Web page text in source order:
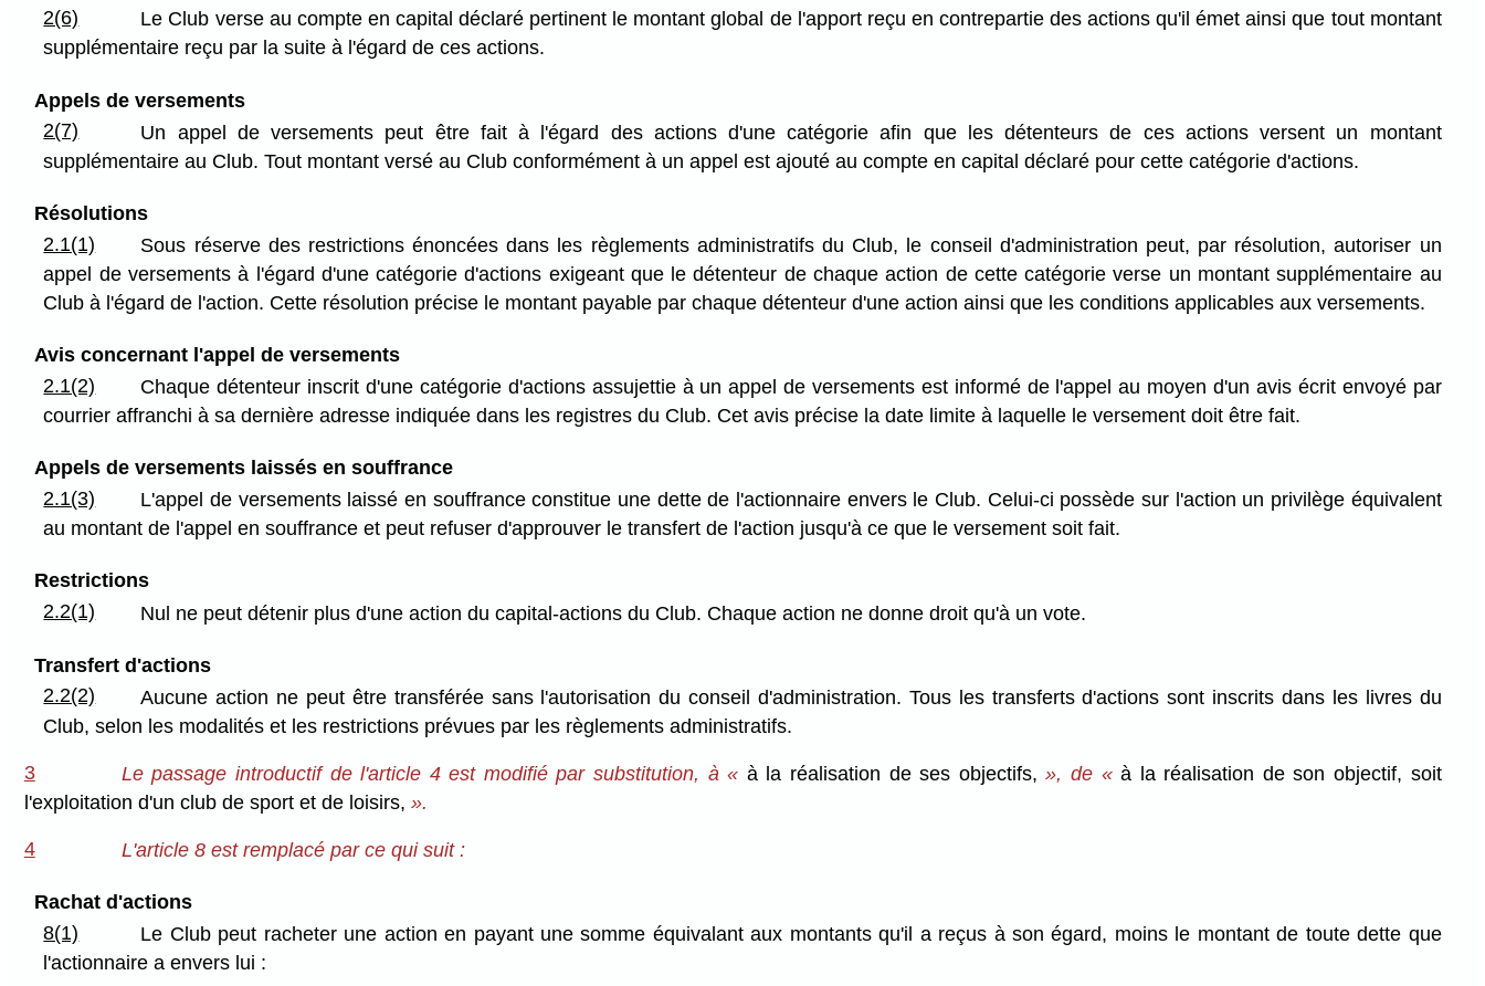
2(6)
Le Club verse au compte en capital déclaré pertinent le montant global de l'apport reçu en contrepartie des actions qu'il émet ainsi que tout montant
supplémentaire reçu par la suite à l'égard de ces actions.
Appels de versements
2(7)
Un appel de versements peut être fait à l'égard des actions d'une catégorie afin que les détenteurs de ces actions versent un montant
supplémentaire au Club. Tout montant versé au Club conformément à un appel est ajouté au compte en capital déclaré pour cette catégorie d'actions.
Résolutions
2.1(1)
Sous réserve des restrictions énoncées dans les règlements administratifs du Club, le conseil d'administration peut, par résolution, autoriser un
appel de versements à l'égard d'une catégorie d'actions exigeant que le détenteur de chaque action de cette catégorie verse un montant supplémentaire au
Club à l'égard de l'action. Cette résolution précise le montant payable par chaque détenteur d'une action ainsi que les conditions applicables aux versements.
Avis concernant l'appel de versements
2.1(2)
Chaque détenteur inscrit d'une catégorie d'actions assujettie à un appel de versements est informé de l'appel au moyen d'un avis écrit envoyé par
courrier affranchi à sa dernière adresse indiquée dans les registres du Club. Cet avis précise la date limite à laquelle le versement doit être fait.
Appels de versements laissés en souffrance
2.1(3)
L'appel de versements laissé en souffrance constitue une dette de l'actionnaire envers le Club. Celui-ci possède sur l'action un privilège équivalent
au montant de l'appel en souffrance et peut refuser d'approuver le transfert de l'action jusqu'à ce que le versement soit fait.
Restrictions
2.2(1)
Nul ne peut détenir plus d'une action du capital-actions du Club. Chaque action ne donne droit qu'à un vote.
Transfert d'actions
2.2(2)
Aucune action ne peut être transférée sans l'autorisation du conseil d'administration. Tous les transferts d'actions sont inscrits dans les livres du
Club, selon les modalités et les restrictions prévues par les règlements administratifs.
3 Le passage introductif de l'article 4 est modifié par substitution, à « à la réalisation de ses objectifs,», de «à la réalisation de son objectif, soit
l'exploitation d'un club de sport et de loisirs, ».
4 L'article 8 est remplacé par ce qui suit :
Rachat d'actions
8(1)
Le Club peut racheter une action en payant une somme équivalant aux montants qu'il a reçus à son égard, moins le montant de toute dette que
l'actionnaire a envers lui :